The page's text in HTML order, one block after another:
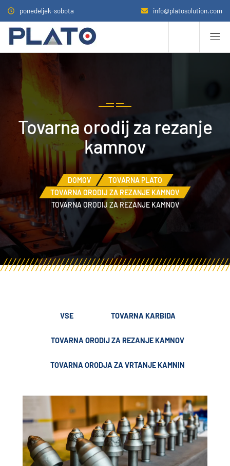
ponedeljek-sobota info@platosolution.com
Tovarna orodij za rezanje
kamnov
DOMOV
TOVARNA PLATO
TOVARNA ORODIJ ZA REZANJE KAMNOV
TOVARNA ORODIJ ZA REZANJE KAMNOV
VSE TOVARNA KARBIDA
TOVARNA ORODIJ ZA REZANJE KAMNOV
TOVARNA ORODJA ZA VRTANJE KAMNIN